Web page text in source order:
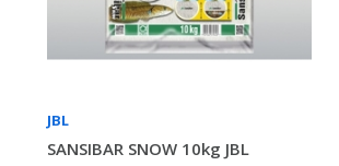
JBL
SANSIBAR SNOW 10kg JBL